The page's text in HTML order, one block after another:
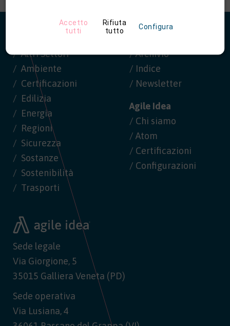
Altri Settori
Ambiente
Certificazioni
Edilizia
Energia
Regioni
Sicurezza
Sostanze
Sostenibilità
Trasporti
/ Archivio
/ Indice
/ Newsletter
Agile Idea
/ Chi siamo
/ Atom
/ Certificazioni
/ Configurazioni
Sede legale
Via Giorgione, 5
35015 Galliera Veneta (PD)
Sede operativa
Via Lusiana, 4
Accetto
tutti
Rifiuta
tutto
Configura